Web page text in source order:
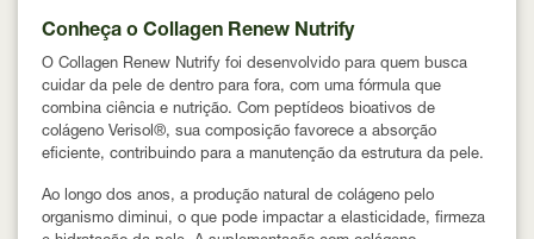
Conheça o Collagen Renew Nutrify
O Collagen Renew Nutrify foi desenvolvido para quem busca
cuidar da pele de dentro para fora, com uma fórmula que
combina ciência e nutrição. Com peptídeos bioativos de
colágeno Verisol®, sua composição favorece a absorção
eficiente, contribuindo para a manutenção da estrutura da pele.
Ao longo dos anos, a produção natural de colágeno pelo
organismo diminui, o que pode impactar a elasticidade, firmeza